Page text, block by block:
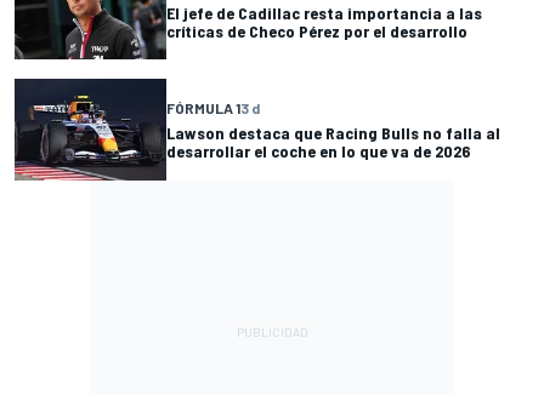
El jefe de Cadillac resta importancia a las
críticas de Checo Pérez por el desarrollo
FÓRMULA 13 d
Lawson destaca que Racing Bulls no falla al
desarrollar el coche en lo que va de 2026